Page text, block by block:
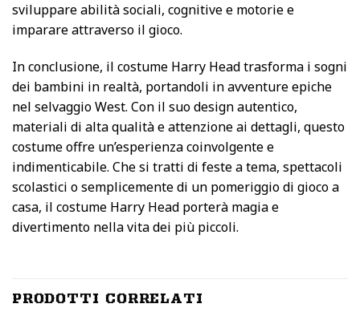
sviluppare abilità sociali, cognitive e motorie e
imparare attraverso il gioco.
In conclusione, il costume Harry Head trasforma i sogni
dei bambini in realtà, portandoli in avventure epiche
nel selvaggio West. Con il suo design autentico,
materiali di alta qualità e attenzione ai dettagli, questo
costume offre un’esperienza coinvolgente e
indimenticabile. Che si tratti di feste a tema, spettacoli
scolastici o semplicemente di un pomeriggio di gioco a
casa, il costume Harry Head porterà magia e
divertimento nella vita dei più piccoli.
PRODOTTI CORRELATI